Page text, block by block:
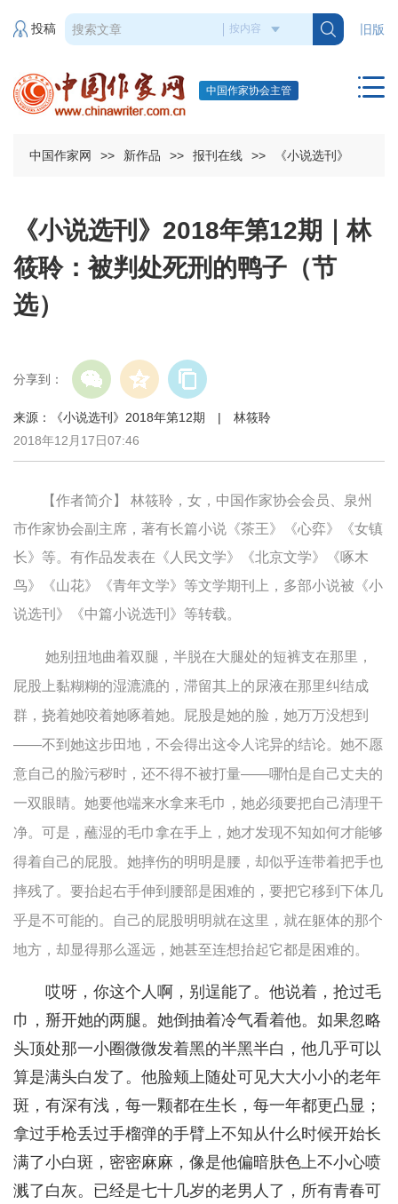
旧版
投稿
中国作家协会主管
中国作家网 >> 新作品 >> 报刊在线 >> 《小说选刊》
《小说选刊》2018年第12期｜林
筱聆：被判处死刑的鸭子（节
选）
分享到：
来源：《小说选刊》2018年第12期 | 林筱聆
2018年12月17日07:46
【作者简介】 林筱聆，女，中国作家协会会员、泉州
市作家协会副主席，著有长篇小说《茶王》《心弈》《女镇
长》等。有作品发表在《人民文学》《北京文学》《啄木
鸟》《山花》《青年文学》等文学期刊上，多部小说被《小
说选刊》《中篇小说选刊》等转载。
她别扭地曲着双腿，半脱在大腿处的短裤支在那里，
屁股上黏糊糊的湿漉漉的，滞留其上的尿液在那里纠结成
群，挠着她咬着她啄着她。屁股是她的脸，她万万没想到
——不到她这步田地，不会得出这令人诧异的结论。她不愿
意自己的脸污秽时，还不得不被打量——哪怕是自己丈夫的
一双眼睛。她要他端来水拿来毛巾，她必须要把自己清理干
净。可是，蘸湿的毛巾拿在手上，她才发现不知如何才能够
得着自己的屁股。她摔伤的明明是腰，却似乎连带着把手也
摔残了。要抬起右手伸到腰部是困难的，要把它移到下体几
乎是不可能的。自己的屁股明明就在这里，就在躯体的那个
地方，却显得那么遥远，她甚至连想抬起它都是困难的。
哎呀，你这个人啊，别逞能了。他说着，抢过毛
巾，掰开她的两腿。她倒抽着冷气看着他。如果忽略
头顶处那一小圈微微发着黑的半黑半白，他几乎可以
算是满头白发了。他脸颊上随处可见大大小小的老年
斑，有深有浅，每一颗都在生长，每一年都更凸显；
拿过手枪丢过手榴弹的手臂上不知从什么时候开始长
满了小白斑，密密麻麻，像是他偏暗肤色上不小心喷
溅了白灰。已经是七十几岁的老男人了，所有青春可